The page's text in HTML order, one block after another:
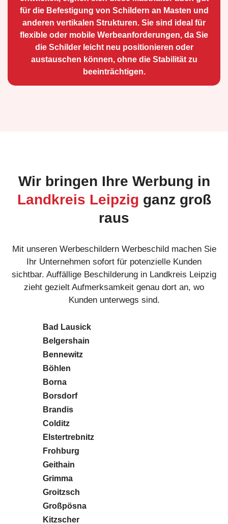
für die Befestigung von Schildern an Masten und
anderen vertikalen Strukturen. Sie sind ideal für
flexible oder mobile Werbean­forderungen, da Sie
die Schilder leicht neu positio­nieren oder
austauschen können, ohne die Stabilität zu
beeinträchtigen.
Wir bringen Ihre Werbung in
Landkreis Leipzig ganz groß
raus
Mit unseren Werbeschildern Werbeschild machen Sie
Ihr Unternehmen sofort für potenzielle Kunden
sichtbar. Auffällige Beschilderung in Landkreis Leipzig
zieht gezielt Aufmerksamkeit genau dort an, wo
Kunden unterwegs sind.
Bad Lausick
Belgershain
Bennewitz
Böhlen
Borna
Borsdorf
Brandis
Colditz
Elstertrebnitz
Frohburg
Geithain
Grimma
Groitzsch
Großpösna
Kitzscher